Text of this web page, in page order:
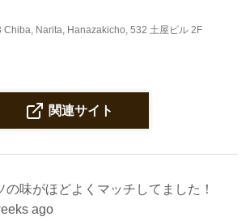
Narita, Hanazakicho, 532 土屋ビル 2F
関連サイト
の味がほどよくマッチしてました！
ago